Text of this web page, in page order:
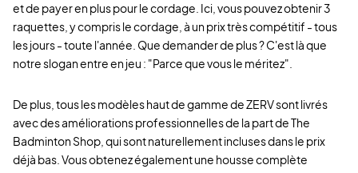
et de payer en plus pour le cordage. Ici, vous pouvez obtenir 3
raquettes, y compris le cordage, à un prix très compétitif - tous
les jours - toute l'année. Que demander de plus ? C'est là que
notre slogan entre en jeu : "Parce que vous le méritez".
De plus, tous les modèles haut de gamme de ZERV sont livrés
avec des améliorations professionnelles de la part de The
Badminton Shop, qui sont naturellement incluses dans le prix
déjà bas. Vous obtenez également une housse complète